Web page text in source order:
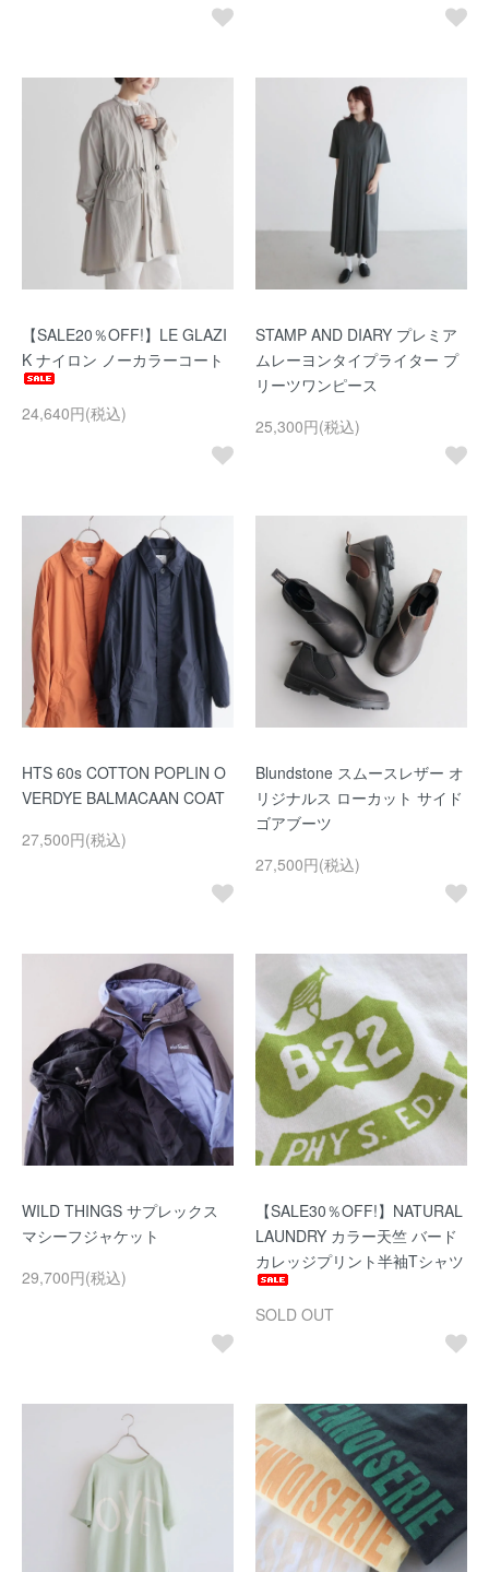
【SALE20％OFF!】LE GLAZI
K ナイロン ノーカラーコート
24,640円(税込)
STAMP AND DIARY プレミア
ムレーヨンタイプライター プ
リーツワンピース
25,300円(税込)
HTS 60s COTTON POPLIN O
VERDYE BALMACAAN COAT
27,500円(税込)
Blundstone スムースレザー オ
リジナルス ローカット サイド
ゴアブーツ
27,500円(税込)
WILD THINGS サプレックス
マシーフジャケット
29,700円(税込)
【SALE30％OFF!】NATURAL
LAUNDRY カラー天竺 バード
カレッジプリント半袖Tシャツ
SOLD OUT